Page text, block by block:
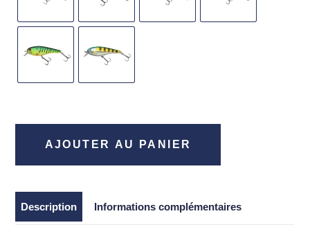
Beast
Hi
Lo
Floating
AJOUTER AU PANIER
Description Informations complémentaires